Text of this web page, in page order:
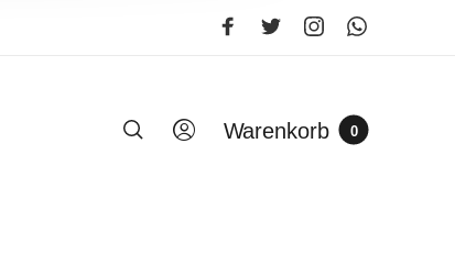
Warenkorb 0